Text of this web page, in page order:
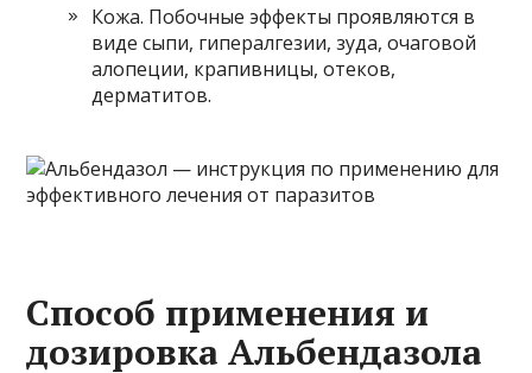
Кожа. Побочные эффекты проявляются в
виде сыпи, гипералгезии, зуда, очаговой
алопеции, крапивницы, отеков,
дерматитов.
Способ применения и
дозировка Альбендазола